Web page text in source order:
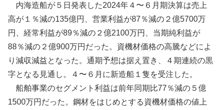
内海造船が５日発表した2024年４〜６月期決算は売上
高が１％減の135億円、営業利益が87％減の２億5700万
円、経常利益が89％減の２億2100万円、当期純利益が
88％減の２億900万円だった。資機材価格の高騰などによ
り減収減益となった。通期予想は据え置き、４期連続の黒
字となる見通し。４〜６月に新造船１隻を受注した。
船舶事業のセグメント利益は前年同期比77％減の５億
1500万円だった。鋼材をはじめとする資機材価格の値上